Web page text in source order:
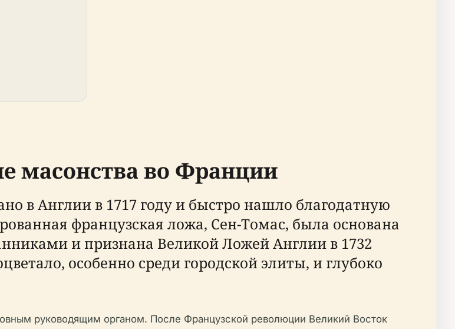
масонства во Франции
в Англии в 1717 году и быстро нашло благодатную
французская ложа, Сен-Томас, была основана
и признана Великой Ложей Англии в 1732
особенно среди городской элиты, и глубоко
руководящим органом. После Французской революции Великий Восток